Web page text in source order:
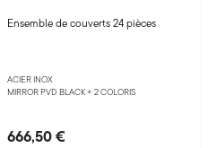
Ensemble de couverts 24 pièces
ACIER INOX
MIRROR PVD BLACK + 2 COLORIS
666,50 €